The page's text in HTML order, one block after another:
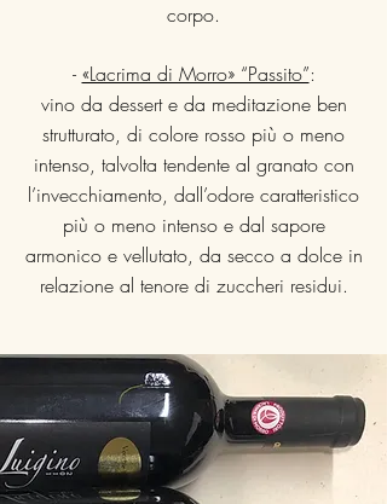
corpo.
- «Lacrima di Morro» “Passito”:
vino da dessert e da meditazione ben
strutturato, di colore rosso più o meno
intenso, talvolta tendente al granato con
l’invecchiamento, dall’odore caratteristico
più o meno intenso e dal sapore
armonico e vellutato, da secco a dolce in
relazione al tenore di zuccheri residui.